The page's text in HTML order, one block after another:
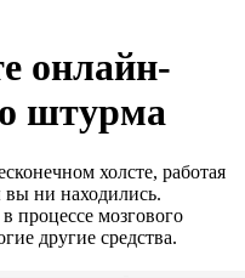
по ИИ
онлайн-
штурма
холсте, работая
вы ни находились.
процессе мозгового
другие средства.